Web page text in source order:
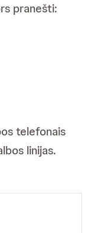
pranešti:
telefonais
linijas.